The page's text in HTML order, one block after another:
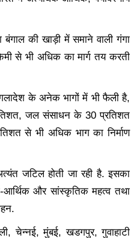
की खाड़ी में समाने वाली गंगा
से भी अधिक का मार्ग तय करती
के अनेक भागों में भी फैली है,
जल संसाधन के 30 प्रतिशत
से भी अधिक भाग का निर्माण
जटिल होती जा रही है. इसका
आर्थिक और सांस्कृतिक महत्व तथा
चेन्नई, मुंबई, खडगपुर, गुवाहाटी